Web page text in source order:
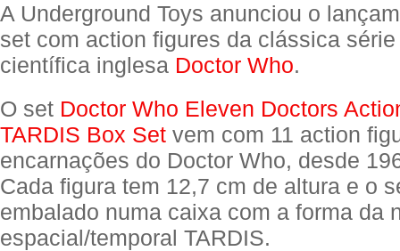
A Underground Toys anunciou o
set com action figures da clássica
científica inglesa Doctor Who.
O set Doctor Who Eleven Doctors
TARDIS Box Set vem com 11 action
encarnações do Doctor Who, desde
Cada figura tem 12,7 cm de altura e o
embalado numa caixa com a forma da
espacial/temporal TARDIS.